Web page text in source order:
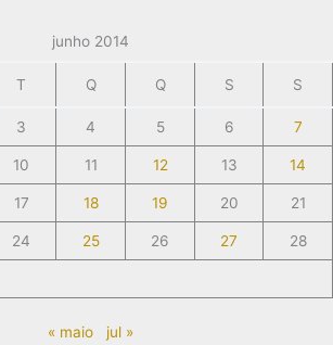
junho 2014
T Q Q S S
3 4 5 6 7
10 11 12 13 14
17 18 19 20 21
24 25 26 27 28
« maio jul »